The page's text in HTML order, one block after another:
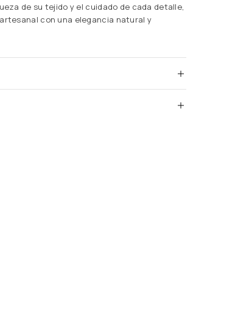
de su tejido y el cuidado de cada detalle,
con una elegancia natural y